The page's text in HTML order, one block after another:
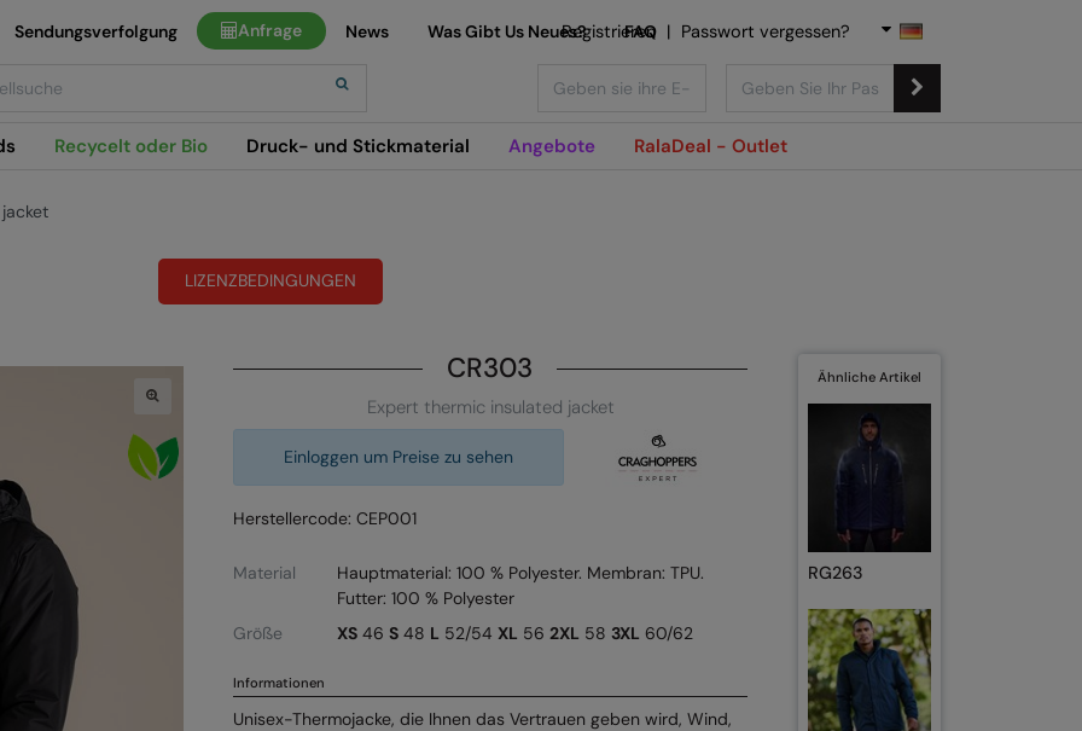
Recycelt oder Bio Druck- und Stickmaterial Angebote RalaDeal - Outlet
Sendungsverfolgung Anfrage News Was Gibt Us Neues? FAQ
Registrieren | Passwort vergessen?
LIZENZBEDINGUNGEN
CR303
Expert thermic insulated jacket
Einloggen um Preise zu sehen
Herstellercode: CEP001
Material
Hauptmaterial: 100 % Polyester. Membran: TPU.
Futter: 100 % Polyester
Größe
XS46 S48 L 52/54 XL 56 2XL 58 3XL 60/62
Informationen
Unisex-Thermojacke, die Ihnen das Vertrauen geben wird, Wind,
Ähnliche Artikel
RG263